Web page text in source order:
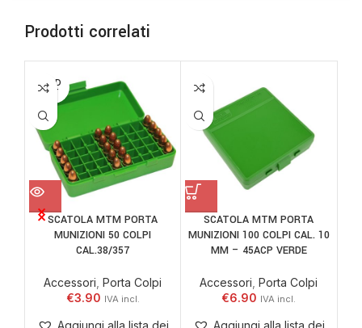
Prodotti correlati
SOLD
OUT
SCATOLA MTM PORTA
MUNIZIONI 50 COLPI
CAL.38/357
Accessori Porta Colpi
€3.90
SCATOLA MTM PORTA
MUNIZIONI 100 COLPI CAL. 10
MM – 45ACP VERDE
Accessori Porta Colpi
€6.90